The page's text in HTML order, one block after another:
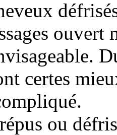
ouvert
certes
ou